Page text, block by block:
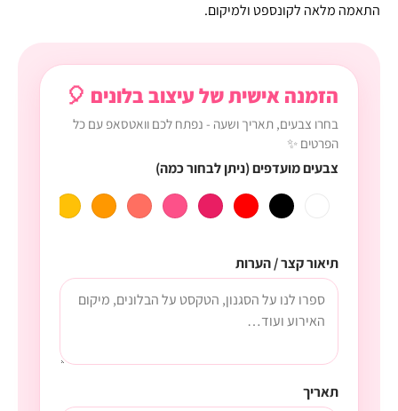
התאמה מלאה לקונספט ולמיקום.
הזמנה אישית של עיצוב בלונים 🎈
בחרו צבעים, תאריך ושעה - נפתח לכם וואטסאפ עם כל
הפרטים ✨
צבעים מועדפים (ניתן לבחור כמה)
תיאור קצר / הערות
תאריך